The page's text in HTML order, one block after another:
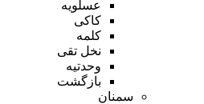
عسلویه
کاکی
کلمه
نخل تقی
وحدتیه
بازگشت
سمنان